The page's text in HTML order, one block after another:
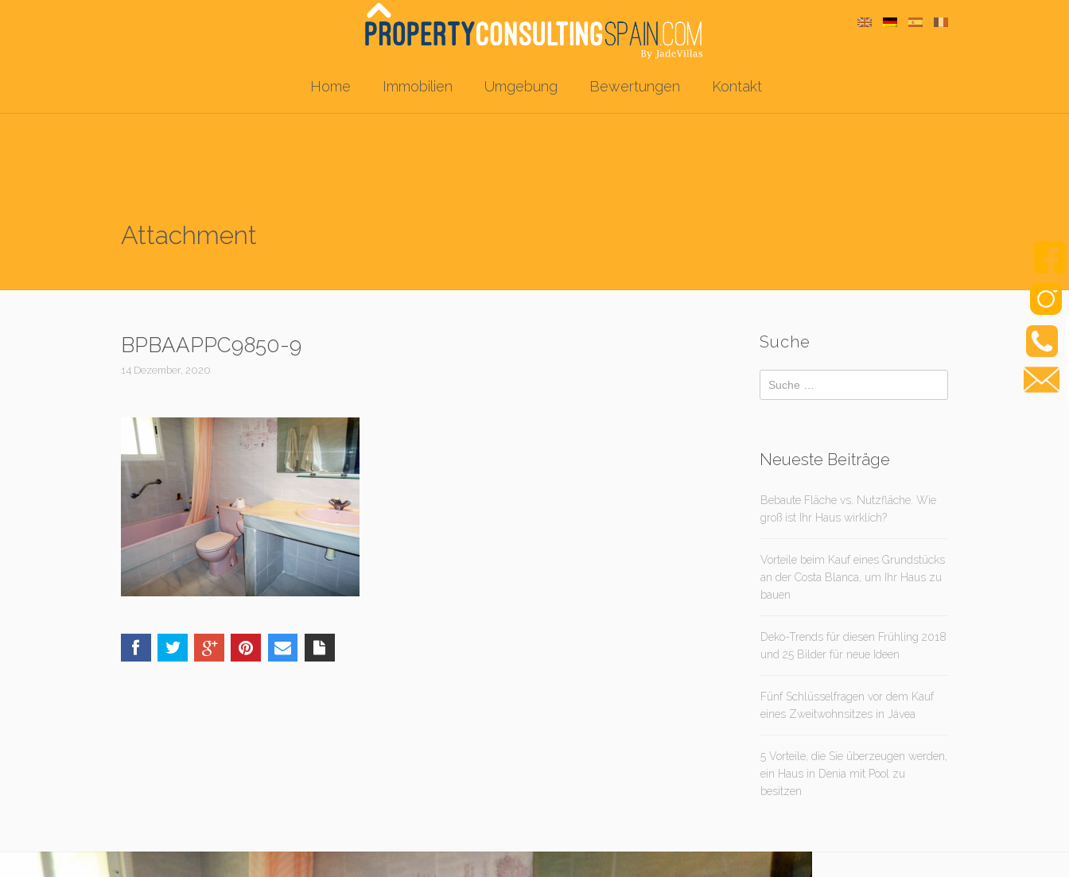
Home Immobilien Umgebung Bewertungen Kontakt
Attachment
BPBAAPPC9850-9
14 Dezember, 2020
Suche
Neueste Beiträge
Bebaute Fläche vs. Nutzfläche. Wie
groß ist Ihr Haus wirklich?
Vorteile beim Kauf eines Grundstücks
an der Costa Blanca, um Ihr Haus zu
bauen
Deko-Trends für diesen Frühling 2018
und 25 Bilder für neue Ideen
Fünf Schlüsselfragen vor dem Kauf
eines Zweitwohnsitzes in Jávea
5 Vorteile, die Sie überzeugen werden,
ein Haus in Denia mit Pool zu
besitzen